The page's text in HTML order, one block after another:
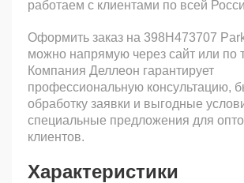
работаем с клиентами по всей
Оформить заказ на 398H473707
можно напрямую через сайт или по
Компания Деллеон гарантирует
профессиональную консультацию,
обработку заявки и выгодные
специальные предложения для
клиентов.
Характеристики